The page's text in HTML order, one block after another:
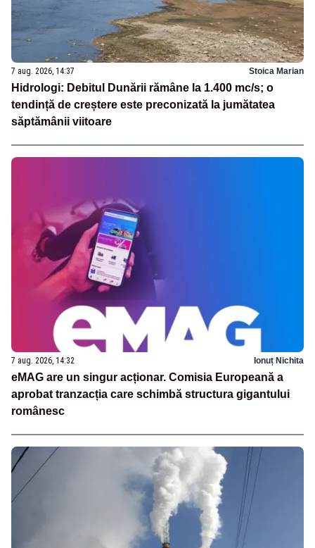
7 aug. 2026, 14:37 Stoica Marian
Hidrologi: Debitul Dunării rămâne la 1.400 mc/s; o
tendință de creștere este preconizată la jumătatea
săptămânii viitoare
7 aug. 2026, 14:32 Ionuț Nichita
eMAG are un singur acționar. Comisia Europeană a
aprobat tranzacția care schimbă structura gigantului
românesc